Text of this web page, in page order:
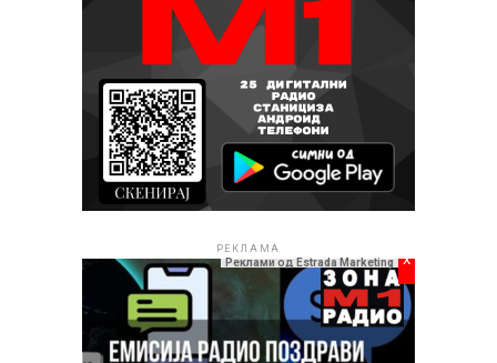
РЕКЛАМА
Реклами од Estrada Marketing x